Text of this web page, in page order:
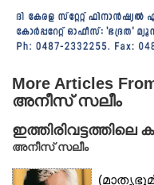
More Articles
അനീസ് സലീം
ഇത്തിരിവട്ടത്തിലെ
അനീസ് സലീം